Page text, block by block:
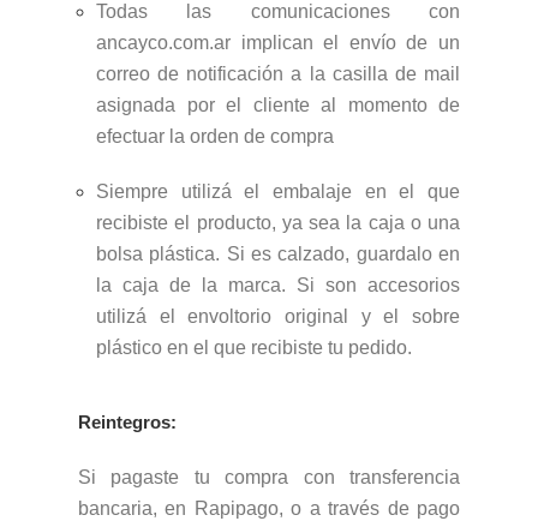
Todas las comunicaciones con
ancayco.com.ar implican el envío de un
correo de notificación a la casilla de mail
asignada por el cliente al momento de
efectuar la orden de compra
Siempre utilizá el embalaje en el que
recibiste el producto, ya sea la caja o una
bolsa plástica. Si es calzado, guardalo en
la caja de la marca. Si son accesorios
utilizá el envoltorio original y el sobre
plástico en el que recibiste tu pedido.
Reintegros:
Si pagaste tu compra con transferencia
bancaria, en Rapipago, o a través de pago